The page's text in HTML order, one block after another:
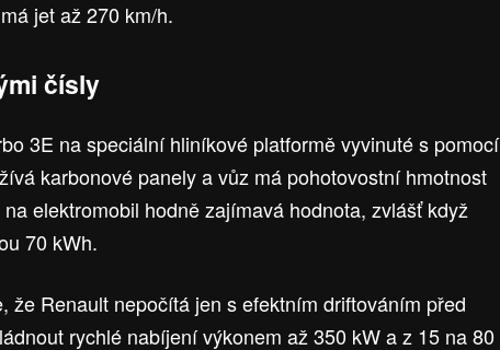
jet až 270 km/h.
čísly
3E na speciální hliníkové platformě vyvinuté s pomocí
karbonové panely a vůz má pohotovostní hmotnost
elektromobil hodně zajímavá hodnota, zvlášť když
70 kWh.
že Renault nepočítá jen s efektním driftováním před
rychlé nabíjení výkonem až 350 kW a z 15 na 80